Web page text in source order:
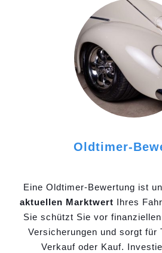
Oldtimer-
Eine Oldtimer-Bewertung ist
aktuellen Marktwert Ihres
Sie schützt Sie vor
Versicherungen und sorgt für
Verkauf oder Kauf.